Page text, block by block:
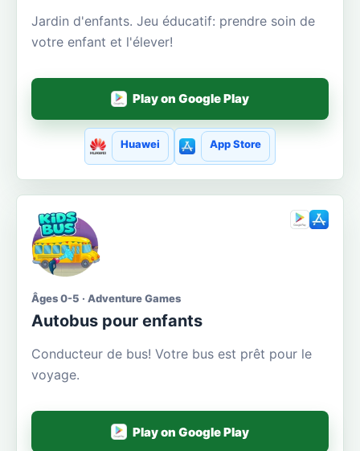
Jardin d'enfants. Jeu éducatif: prendre soin de
votre enfant et l'élever!
Play on Google Play
Huawei App Store
Âges 0-5 · Adventure Games
Autobus pour enfants
Conducteur de bus! Votre bus est prêt pour le
voyage.
Play on Google Play